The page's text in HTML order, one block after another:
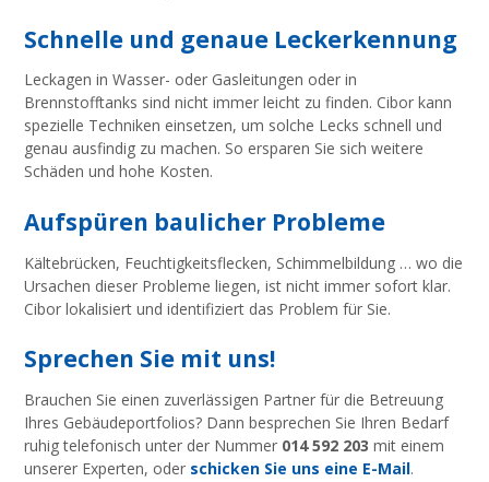
Schnelle und genaue Leckerkennung
Leckagen in Wasser- oder Gasleitungen oder in
Brennstofftanks sind nicht immer leicht zu finden. Cibor kann
spezielle Techniken einsetzen, um solche Lecks schnell und
genau ausfindig zu machen. So ersparen Sie sich weitere
Schäden und hohe Kosten.
Aufspüren baulicher Probleme
Kältebrücken, Feuchtigkeitsflecken, Schimmelbildung … wo die
Ursachen dieser Probleme liegen, ist nicht immer sofort klar.
Cibor lokalisiert und identifiziert das Problem für Sie.
Sprechen Sie mit uns!
Brauchen Sie einen zuverlässigen Partner für die Betreuung
Ihres Gebäudeportfolios? Dann besprechen Sie Ihren Bedarf
ruhig telefonisch unter der Nummer 014 592 203 mit einem
unserer Experten, oder schicken Sie uns eine E-Mail.